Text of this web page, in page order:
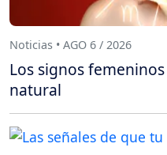
Noticias • AGO 6 / 2026
Los signos
natural